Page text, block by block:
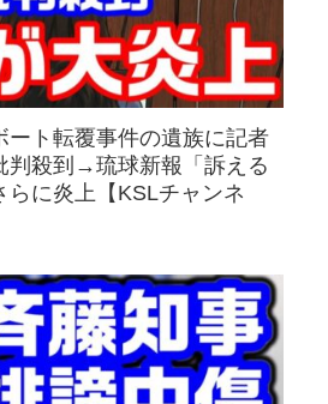
ート転覆事件の遺族に記者
判殺到→琉球新報「訴える
らに炎上【KSLチャンネ